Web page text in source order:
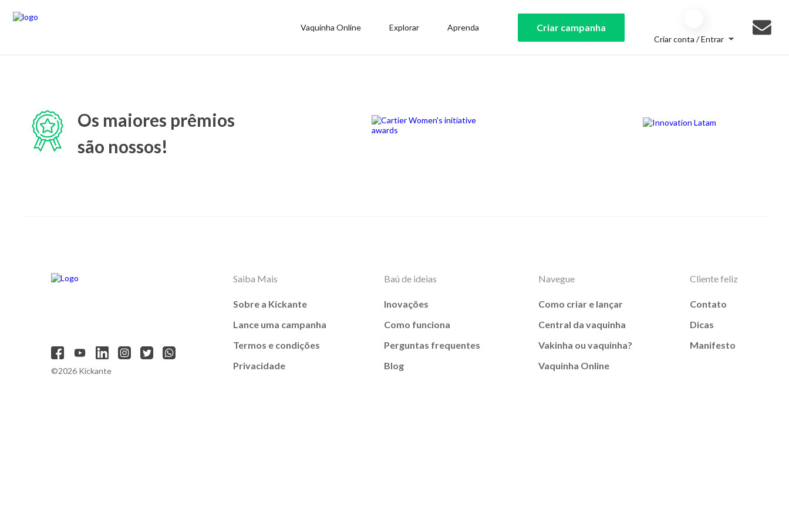
Vaquinha Online Explorar Aprenda Criar campanha
Criar conta / Entrar
Os maiores prêmios
são nossos!
©2026 Kickante
Saiba Mais
Sobre a Kickante
Lance uma campanha
Termos e condições
Privacidade
Baú de ideias
Inovações
Como funciona
Perguntas frequentes
Blog
Navegue
Como criar e lançar
Central da vaquinha
Vakinha ou vaquinha?
Vaquinha Online
Cliente feliz
Contato
Dicas
Manifesto